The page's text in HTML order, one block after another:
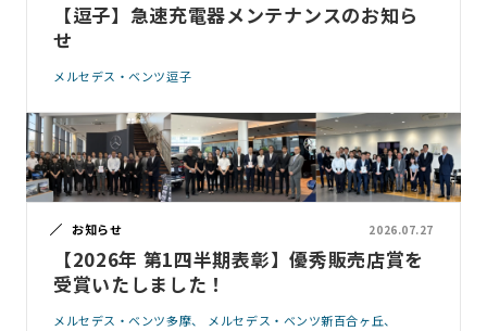
【逗子】急速充電器メンテナンスのお知ら
せ
メルセデス・ベンツ逗子
お知らせ 2026.07.27
【2026年 第1四半期表彰】優秀販売店賞を
受賞いたしました！
メルセデス・ベンツ多摩
メルセデス・ベンツ新百合ヶ丘